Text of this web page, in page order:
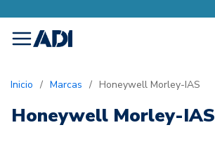
menu
Inicio / Marcas / Honeywell Morley-IAS
Honeywell Morley-IAS